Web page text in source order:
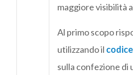
maggiore visibilità
Al primo scopo
utilizzando il
sulla confezione di